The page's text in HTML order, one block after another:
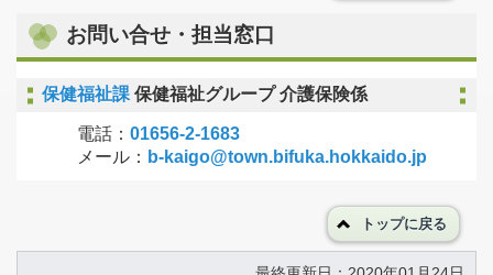
お問い合せ・担当窓口
保健福祉課 保健福祉グループ 介護保険係
電話： 01656-2-1683
メール： b-kaigo@town.bifuka.hokkaido.jp
トップに戻る